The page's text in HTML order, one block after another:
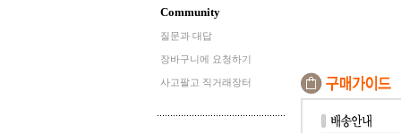
Community
질문과 대답
장바구니에 요청하기
사고팔고 직거래장터